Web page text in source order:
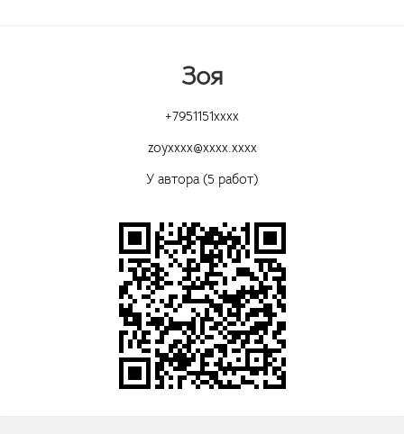
Зоя
+7951151xxxx
zoyxxxx@xxxx.xxxx
У автора (5 работ)